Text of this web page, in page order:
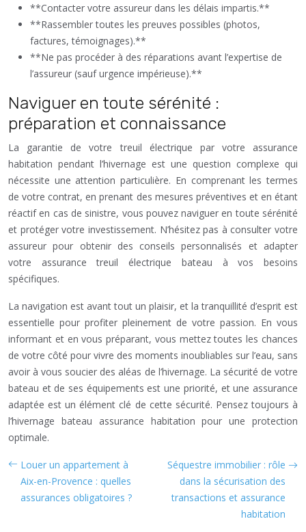
**Contacter votre assureur dans les délais impartis.**
**Rassembler toutes les preuves possibles (photos,
factures, témoignages).**
**Ne pas procéder à des réparations avant l’expertise de
l’assureur (sauf urgence impérieuse).**
Naviguer en toute sérénité :
préparation et connaissance
La garantie de votre treuil électrique par votre assurance
habitation pendant l’hivernage est une question complexe qui
nécessite une attention particulière. En comprenant les termes
de votre contrat, en prenant des mesures préventives et en étant
réactif en cas de sinistre, vous pouvez naviguer en toute sérénité
et protéger votre investissement. N’hésitez pas à consulter votre
assureur pour obtenir des conseils personnalisés et adapter
votre assurance treuil électrique bateau à vos besoins
spécifiques.
La navigation est avant tout un plaisir, et la tranquillité d’esprit est
essentielle pour profiter pleinement de votre passion. En vous
informant et en vous préparant, vous mettez toutes les chances
de votre côté pour vivre des moments inoubliables sur l’eau, sans
avoir à vous soucier des aléas de l’hivernage. La sécurité de votre
bateau et de ses équipements est une priorité, et une assurance
adaptée est un élément clé de cette sécurité. Pensez toujours à
l’hivernage bateau assurance habitation pour une protection
optimale.
Louer un appartement à
Aix-en-Provence : quelles
assurances obligatoires ?
Séquestre immobilier : rôle
dans la sécurisation des
transactions et assurance
habitation